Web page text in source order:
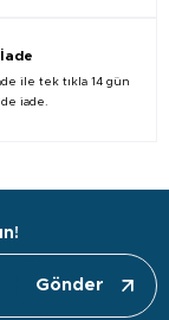
ile tek tıkla 14 gün
iade.
Gönder